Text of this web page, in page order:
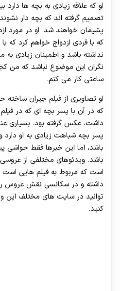
او که علاقه زیادی به بچه ها دارد
تصمیم گرفته اند که بچه دار
پشیمان خواهند شد. او در مورد
که با فردی ازدواج خواهم کرد که
نداشته باشد و اطمینان زیادی
نگران این موضوع نباشد که من
ساعتی کار می کنم.
او تصاویری از فیلم جیران
که در آن با پسر بچه ای که در
داشت، عکس گرفته بود. بسیاری
پسر بچه شباهت زیادی به او دارد
باشد، اما این خبرها فقط حواشی
باشد. ویدئوهای مختلفی از عروسی
است که مربوط به فیلم هایی است
داشته و در سکانسی نقش عروس
توانید در سایت های مختلف این
کنید.